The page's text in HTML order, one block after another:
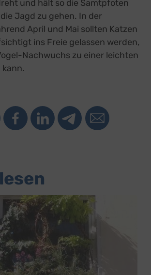
und hält so die Samtpfoten
Jagd zu gehen. In der
April und Mai sollten Katzen
ins Freie gelassen werden,
Nachwuchs zu einer leichten